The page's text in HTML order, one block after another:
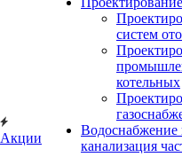
Акции
систем
котельных
Водоснабжение
канализация